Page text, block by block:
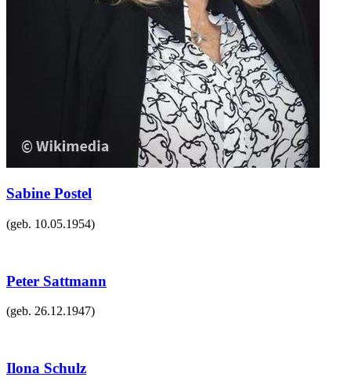
Sabine Postel
(geb. 10.05.1954)
Peter Sattmann
(geb. 26.12.1947)
Ilona Schulz